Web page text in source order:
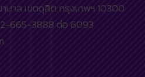
บาล เขตดุสิต กรุงเทพฯ 10300
665-3888 ต่อ 6093